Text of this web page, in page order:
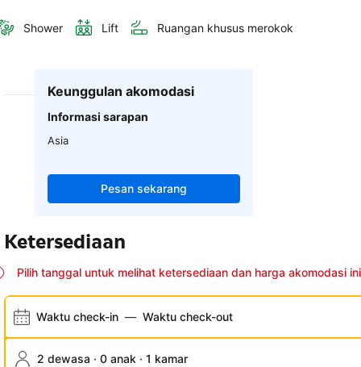
Shower Lift Ruangan khusus merokok
Keunggulan akomodasi
Informasi sarapan
Asia
Pesan sekarang
Ketersediaan
Pilih tanggal untuk melihat ketersediaan dan harga akomodasi ini
Waktu check-in — Waktu check-out
2 dewasa · 0 anak · 1 kamar